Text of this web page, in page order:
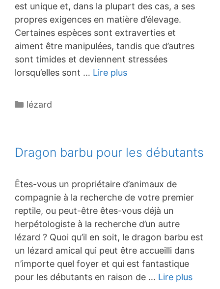
est unique et, dans la plupart des cas, a ses
propres exigences en matière d’élevage.
Certaines espèces sont extraverties et
aiment être manipulées, tandis que d’autres
sont timides et deviennent stressées
lorsqu’elles sont … Lire plus
Catégories
lézard
Dragon barbu pour les débutants
Êtes-vous un propriétaire d’animaux de
compagnie à la recherche de votre premier
reptile, ou peut-être êtes-vous déjà un
herpétologiste à la recherche d’un autre
lézard ? Quoi qu’il en soit, le dragon barbu est
un lézard amical qui peut être accueilli dans
n’importe quel foyer et qui est fantastique
pour les débutants en raison de … Lire plus